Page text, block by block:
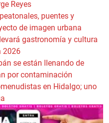
Reyes
puentes y
de imagen urbana
gastronomía y cultura
2026
se están llenando de
por contaminación
en Hidalgo; uno